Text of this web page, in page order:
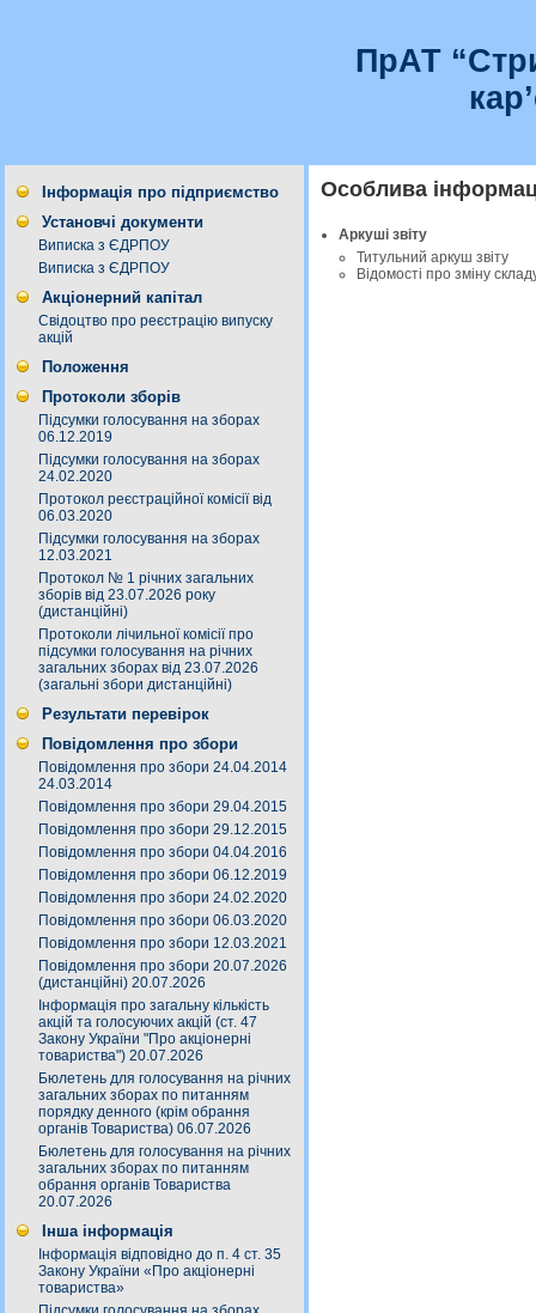
ПрАТ
Інформація про підприємство
Установчі документи
Виписка з ЄДРПОУ
Виписка з ЄДРПОУ
Акціонерний капітал
Свідоцтво про реєстрацію випуску
акцій
Положення
Протоколи зборів
Підсумки голосування на зборах
06.12.2019
Підсумки голосування на зборах
24.02.2020
Протокол реєстраційної комісії від
06.03.2020
Підсумки голосування на зборах
12.03.2021
Протокол № 1 річних загальних
зборів від 23.07.2026 року
(дистанційні)
Протоколи лічильної комісії про
підсумки голосування на річних
загальних зборах від 23.07.2026
(загальні збори дистанційні)
Результати перевірок
Повідомлення про збори
Повідомлення про збори 24.04.2014
24.03.2014
Повідомлення про збори 29.04.2015
Повідомлення про збори 29.12.2015
Повідомлення про збори 04.04.2016
Повідомлення про збори 06.12.2019
Повідомлення про збори 24.02.2020
Повідомлення про збори 06.03.2020
Повідомлення про збори 12.03.2021
Повідомлення про збори 20.07.2026
(дистанційні) 20.07.2026
Інформація про загальну кількість
акцій та голосуючих акцій (ст. 47
Закону України "Про акціонерні
товариства") 20.07.2026
Бюлетень для голосування на річних
загальних зборах по питанням
порядку денного (крім обрання
органів Товариства) 06.07.2026
Бюлетень для голосування на річних
загальних зборах по питанням
обрання органів Товариства
20.07.2026
Інша інформація
Інформація відповідно до п. 4 ст. 35
Закону України «Про акціонерні
товариства»
Особлива
Аркуші звіту
Титульний аркуш звіту
Відомості про зміну